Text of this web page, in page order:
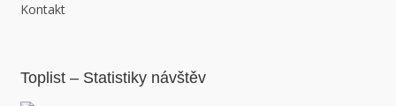
Kontakt
Toplist – Statistiky návštěv